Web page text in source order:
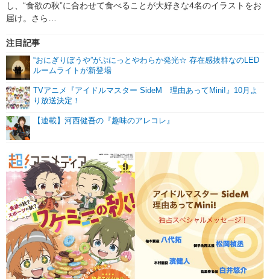
し、“食欲の秋”に合わせて食べることが大好きな4名のイラストをお
届け。さら…
注目記事
“おにぎりぼうや”がぷにっとやわらか発光☆ 存在感抜群なのLED
ルームライトが新登場
TVアニメ『アイドルマスター SideM 理由あってMini!』10月よ
り放送決定！
【連載】河西健吾の『趣味のアレコレ』